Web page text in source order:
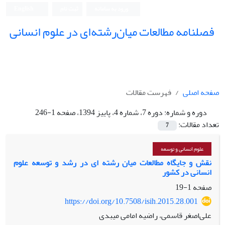
فصلنامه مطالعات میان‌رشته‌ای در علوم انسانی
صفحه اصلی
فهرست مقالات
دوره و شماره:دوره 7، شماره 4، پاییز 1394، صفحه 1-246
تعداد مقالات:
7
علوم انسانی و توسعه
نقش و جایگاه مطالعات میان رشته ای در رشد و توسعه علوم
انسانی در کشور
صفحه1-19
https://doi.org/10.7508/isih.2015.28.001
علی‌اصغر قاسمی، راضیه امامی میبدی